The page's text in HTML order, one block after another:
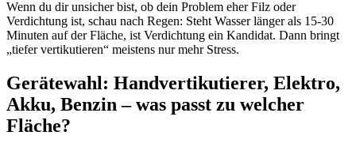
Wenn du dir unsicher bist, ob dein Problem eher Filz oder
Verdichtung ist, schau nach Regen: Steht Wasser länger als 15-30
Minuten auf der Fläche, ist Verdichtung ein Kandidat. Dann bringt
„tiefer vertikutieren“ meistens nur mehr Stress.
Gerätewahl: Handvertikutierer, Elektro,
Akku, Benzin – was passt zu welcher
Fläche?